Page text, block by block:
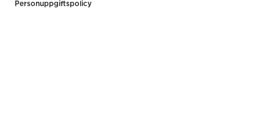
Personuppgiftspolicy